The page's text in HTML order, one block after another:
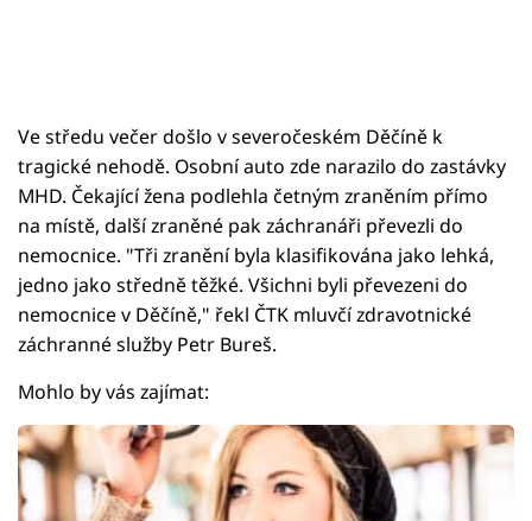
Ve středu večer došlo v severočeském Děčíně k
tragické nehodě. Osobní auto zde narazilo do zastávky
MHD. Čekající žena podlehla četným zraněním přímo
na místě, další zraněné pak záchranáři převezli do
nemocnice. "Tři zranění byla klasifikována jako lehká,
jedno jako středně těžké. Všichni byli převezeni do
nemocnice v Děčíně," řekl ČTK mluvčí zdravotnické
záchranné služby Petr Bureš.
Mohlo by vás zajímat: